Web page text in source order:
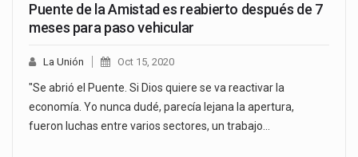
Puente de la Amistad es reabierto después de 7
meses para paso vehicular
La Unión Oct 15, 2020
"Se abrió el Puente. Si Dios quiere se va reactivar la
economía. Yo nunca dudé, parecía lejana la apertura,
fueron luchas entre varios sectores, un trabajo…